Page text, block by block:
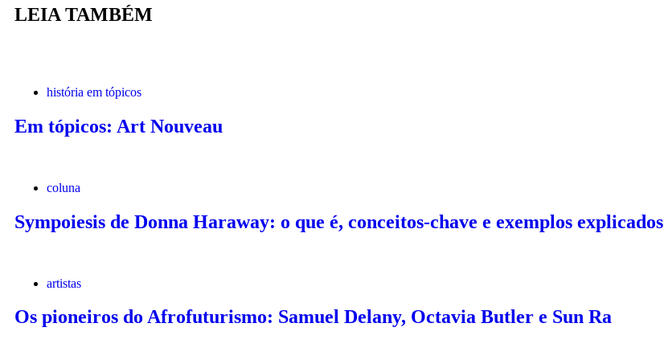
LEIA TAMBÉM
história em tópicos
Em tópicos: Art Nouveau
coluna
Sympoiesis de Donna Haraway: o que é, conceitos-chave e exemplos explicados
artistas
Os pioneiros do Afrofuturismo: Samuel Delany, Octavia Butler e Sun Ra